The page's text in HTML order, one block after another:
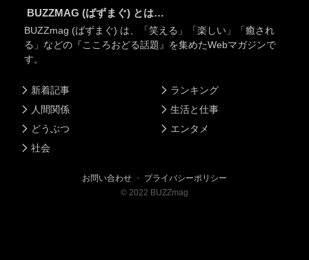
BUZZMAG (ばずまぐ) とは…
BUZZmag (ばずまぐ) は、「笑える」「楽しい」「癒され
る」などの『こころおどる話題』を集めたWebマガジンで
す。
新着記事
人間関係
どうぶつ
社会
ランキング
生活と仕事
エンタメ
お問い合わせ ・ プライバシーポリシー
© 2022 BUZZmag